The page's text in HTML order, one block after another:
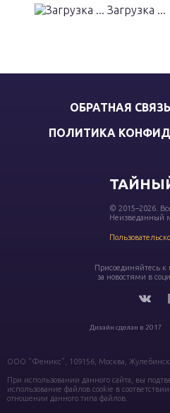
Загрузка ...
ОБРАТНАЯ
ПОЛИТИКА
© 2015–2026.
Неизведанный
Присоединяйтесь к
за новостями в
Дизайн сделан в 2017
ООО "Феникс", 109156, Москва,
При использовании данного сайта, вы
использование файлов cookie в
отношении данного типа файлов.